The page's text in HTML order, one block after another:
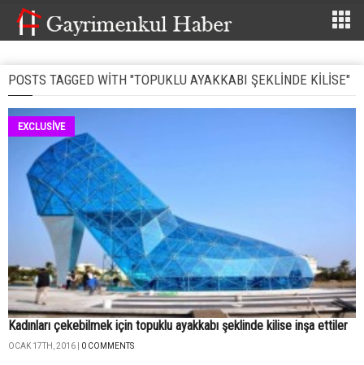
POSTS TAGGED WITH "TOPUKLU AYAKKABI ŞEKLINDE KILISE"
EXCLUSİVE
Kadınları çekebilmek için topuklu ayakkabı şeklinde kilise inşa ettiler
OCAK 17TH, 2016 | 0 COMMENTS